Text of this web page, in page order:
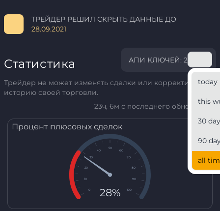
ТРЕЙДЕР РЕШИЛ СКРЫТЬ ДАННЫЕ ДО
28.09.2021
Статистика АПИ КЛЮЧЕЙ: 2
today
this
30
90
all
Трейдер не может изменять сделки или корректировать
историю своей торговли.
23ч, 6м с последнего обновления
Процент плюсовых сделок
0
10
20
30
40
50
60
70
80
90
100
28%